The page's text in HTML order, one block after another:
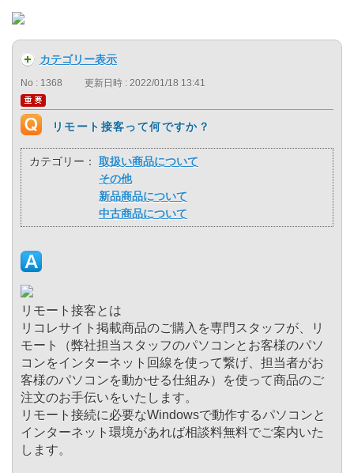
カテゴリー表示
No : 1368 更新日時 : 2022/01/18 13:41
リモート接客って何ですか？
カテゴリー：
取扱い商品について
その他
新品商品について
中古商品について
リモート接客とは
リコレサイト掲載商品のご購入を専門スタッフが、リ
モート（弊社担当スタッフのパソコンとお客様のパソ
コンをインターネット回線を使って繋げ、担当者がお
客様のパソコンを動かせる仕組み）を使って商品のご
注文のお手伝いをいたします。
リモート接続に必要なWindowsで動作するパソコンと
インターネット環境があれば相談料無料でご案内いた
します。